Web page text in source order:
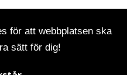
för att webbplatsen ska
sätt för dig!